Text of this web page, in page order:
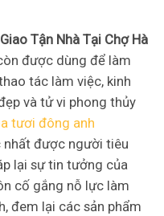
Tận Nhà Tại Chợ Hà
được dùng để làm
tác làm việc, kinh
và tử vi phong thủy
tươi đông anh
nhất được người tiêu
lại sự tin tưởng của
cố gắng nỗ lực làm
đem lại các sản phẩm